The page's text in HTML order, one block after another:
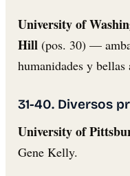
University of
Hill (pos. 30) —
humanidades y bellas
31-40. Diversos
University of
Gene Kelly.